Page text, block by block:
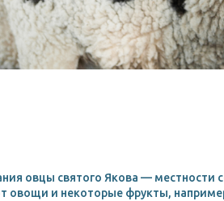
овцы святого Якова — местности
овощи и некоторые фрукты,